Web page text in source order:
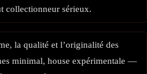
collectionneur sérieux.
la qualité et l’originalité des
minimal, house expérimentale —